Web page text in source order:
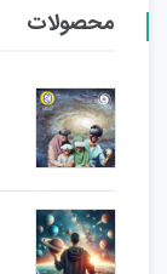
محصولات